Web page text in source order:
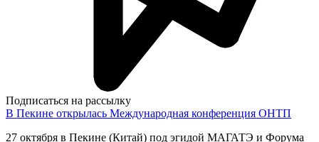
Подписаться на рассылку
В Пекине открылась Международная конференция ОНТП
27 октября в Пекине (Китай) под эгидой МАГАТЭ и Форума